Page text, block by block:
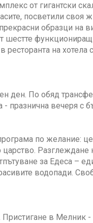
от гигантски
посветили своя
образци на
шестте
на
По обяд
празнична вечеря с
по желание:
за Едеса –
водопади.
Пристигане в Мелник